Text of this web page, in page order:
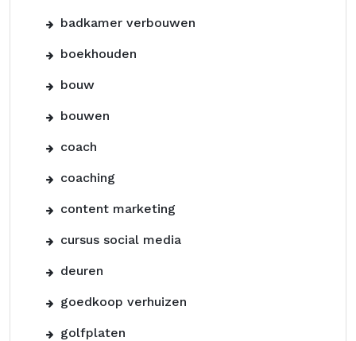
badkamer verbouwen
boekhouden
bouw
bouwen
coach
coaching
content marketing
cursus social media
deuren
goedkoop verhuizen
golfplaten